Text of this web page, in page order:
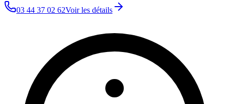
03 44 37 02 62Voir les détails